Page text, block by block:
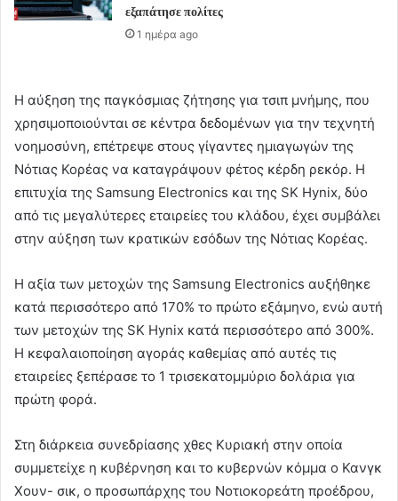
εξαπάτησε πολίτες
1 ημέρα ago
Η αύξηση της παγκόσμιας ζήτησης για τσιπ μνήμης, που
χρησιμοποιούνται σε κέντρα δεδομένων για την τεχνητή
νοημοσύνη, επέτρεψε στους γίγαντες ημιαγωγών της
Νότιας Κορέας να καταγράψουν φέτος κέρδη ρεκόρ. Η
επιτυχία της Samsung Electronics και της SK Hynix, δύο
από τις μεγαλύτερες εταιρείες του κλάδου, έχει συμβάλει
στην αύξηση των κρατικών εσόδων της Νότιας Κορέας.
Η αξία των μετοχών της Samsung Electronics αυξήθηκε
κατά περισσότερο από 170% το πρώτο εξάμηνο, ενώ αυτή
των μετοχών της SK Hynix κατά περισσότερο από 300%.
Η κεφαλαιοποίηση αγοράς καθεμίας από αυτές τις
εταιρείες ξεπέρασε το 1 τρισεκατομμύριο δολάρια για
πρώτη φορά.
Στη διάρκεια συνεδρίασης χθες Κυριακή στην οποία
συμμετείχε η κυβέρνηση και το κυβερνών κόμμα ο Κανγκ
Χουν- σικ, ο προσωπάρχης του Νοτιοκορεάτη προέδρου,